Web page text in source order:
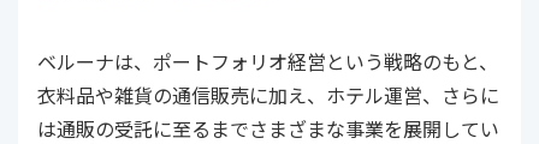
ベルーナは、ポートフォリオ経営という戦略のもと、
衣料品や雑貨の通信販売に加え、ホテル運営、さらに
は通販の受託に至るまでさまざまな事業を展開してい